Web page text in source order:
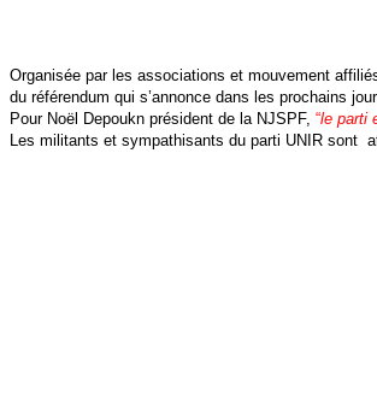
Organisée par les associations et mouvement
du référendum qui s’annonce dans les prochains
Pour Noël Depoukn président de la NJSPF, “le parti
Les militants et sympathisants du parti UNIR sont